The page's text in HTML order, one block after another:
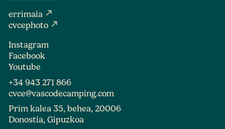
errimaia north_east
cvcephoto north_east
Instagram
Facebook
Youtube
+34 943 271 866
cvce@vascodecamping.com
Prim kalea 35, behea, 20006
Donostia, Gipuzkoa